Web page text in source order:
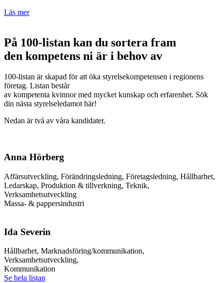
Läs mer
På 100-listan kan du sortera fram
den kompetens ni är i behov av
100-listan är skapad för att öka styrelsekompetensen i regionens
företag. Listan består
av kompetenta kvinnor med mycket kunskap och erfarenhet. Sök
din nästa styrelseledamot här!
Nedan är två av våra kandidater.
Anna Hörberg
Affärsutveckling, Förändringsledning, Företagsledning, Hållbarhet,
Ledarskap, Produktion & tillverkning, Teknik,
Verksamhetsutveckling
Massa- & pappersindustri
Ida Severin
Hållbarhet, Marknadsföring/kommunikation,
Verksamhetsutveckling,
Kommunikation
Se hela listan